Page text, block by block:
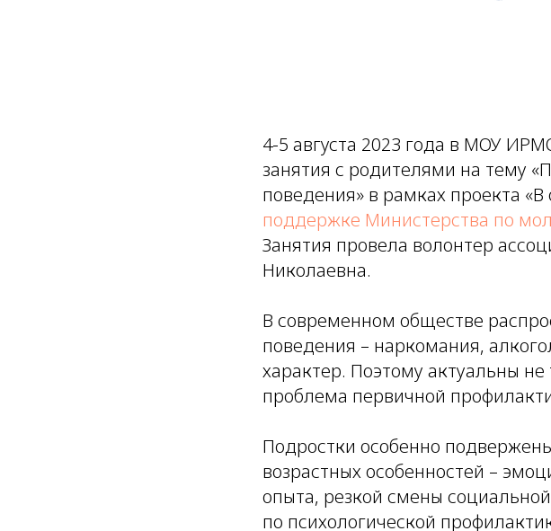
4-5 августа 2023 года в МОУ
занятия с родителями на тему
поведения» в рамках проекта «В
поддержке Министерства по
Занятия провела волонтер
Николаевна.
В современном обществе
поведения – наркомания,
характер. Поэтому актуальны
проблема первичной
Подростки особенно
возрастных особенностей –
опыта, резкой смены
по психологической